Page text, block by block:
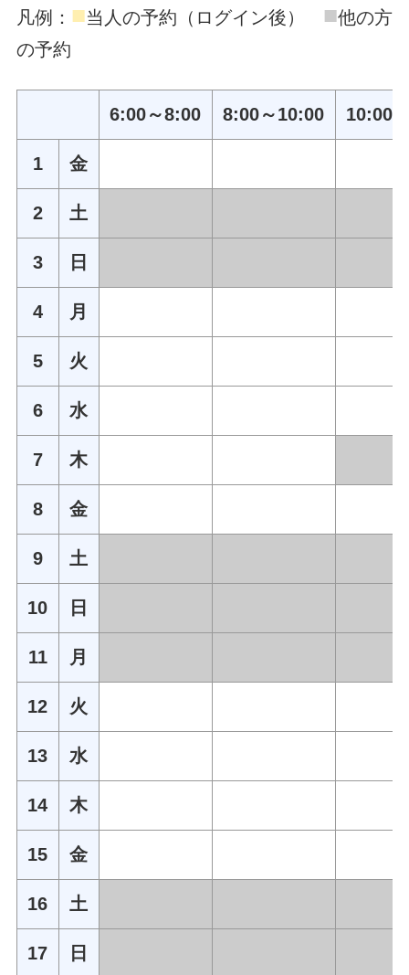
凡例： ■当人の予約（ログイン後） ■他の方
の予約
6:00～8:00 8:00～10:00 10:00
1 金
2 土
3 日
4 月
5 火
6 水
7 木
8 金
9 土
10 日
11 月
12 火
13 水
14 木
15 金
16 土
17 日